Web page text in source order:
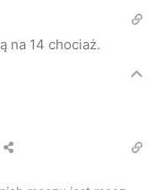
na 14 chociaż.